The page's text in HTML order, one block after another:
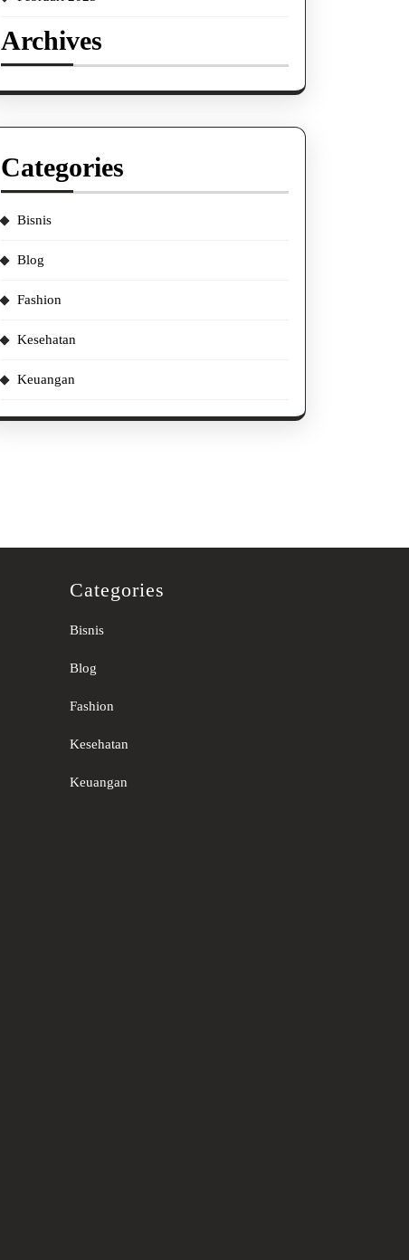
Archives
Categories
Bisnis
Blog
Fashion
Kesehatan
Keuangan
Categories
Bisnis
Blog
Fashion
Kesehatan
Keuangan